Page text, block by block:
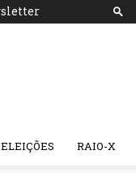
ELEIÇÕES RAIO-X